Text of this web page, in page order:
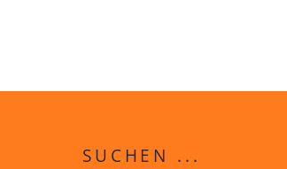
SUCHEN ...